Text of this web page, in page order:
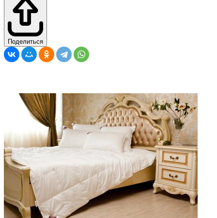
Поделиться